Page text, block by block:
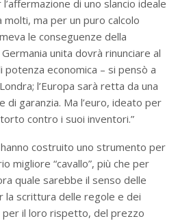
di uno slancio ideale
ma per un puro calcolo
le conseguenze della
unita dovrà rinunciare al
economica – si pensò a
l’Europa sarà retta da una
di garanzia. Ma l’euro, ideato per
contro i suoi inventori.”
costruito uno strumento per
migliore “cavallo”, più che per
quale sarebbe il senso delle
scrittura delle regole e dei
il loro rispetto, del prezzo